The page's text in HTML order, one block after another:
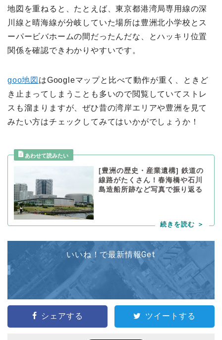
地図を重ねると、たとえば、東京都港湾局専用線の深
川線と晴海線が分岐していた場所は豊洲北小学校とス
ーパービバホームの間だったんだな、とハッキリ位置
関係を確認できわかりやすいです。
goo地図 はGoogleマップと比べて動作が重く、ときど
き止まってしまうことも多いので閲覧していてストレ
スも溜まりますが、ぜひ昔の湾岸エリアや豊洲を見て
みたい方はチェックしてみてはいかがでしょうか！
[豊洲の歴史・産業遺構] 鉄道の
線路がたくさん！春海橋や石川
島造船所跡など写真で振り返る
いいね！で最新情報Get
シェアする ツイートする